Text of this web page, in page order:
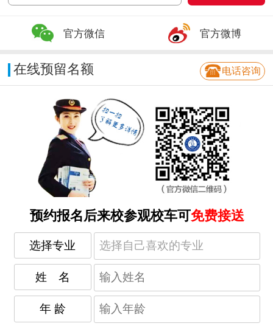
官方微信 官方微博
在线预留名额 电话咨询
预约报名后来校参观校车可免费接送
选择专业
姓 名
年 龄